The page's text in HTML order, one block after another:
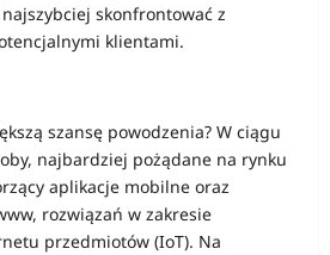
skonfrontować z
klientami.
szansę powodzenia? W ciągu
najbardziej pożądane na rynku
aplikacje mobilne oraz
rozwiązań w zakresie
przedmiotów (IoT). Na